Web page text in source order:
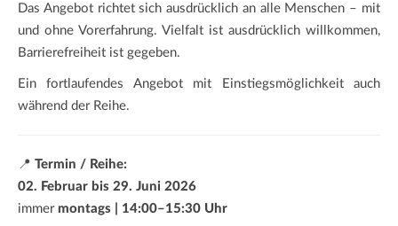
Das Angebot richtet sich ausdrücklich an alle Menschen – mit
und ohne Vorerfahrung. Vielfalt ist ausdrücklich willkommen,
Barrierefreiheit ist gegeben.
Ein fortlaufendes Angebot mit Einstiegsmöglichkeit auch
während der Reihe.
📍 Termin / Reihe:
02. Februar bis 29. Juni 2026
immer montags | 14:00–15:30 Uhr